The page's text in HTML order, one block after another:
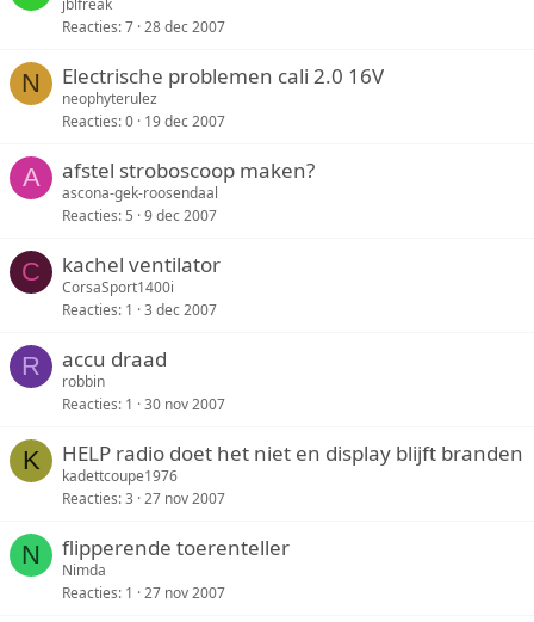
jblfreak
Reacties 7 28 dec 2007
N Electrische problemen cali 2.0 16V
neophyterulez
Reacties 0 19 dec 2007
A afstel stroboscoop maken?
ascona-gek-roosendaal
Reacties 5 9 dec 2007
C kachel ventilator
CorsaSport1400i
Reacties 1 3 dec 2007
R accu draad
robbin
Reacties 1 30 nov 2007
K HELP radio doet het niet en display blijft branden
kadettcoupe1976
Reacties 3 27 nov 2007
N flipperende toerenteller
Nimda
Reacties 1 27 nov 2007